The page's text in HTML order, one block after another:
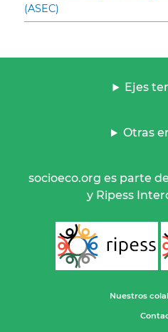
(ASEC)
Ejes
Otras
socioeco.org es parte
y Ripess
Nuestros